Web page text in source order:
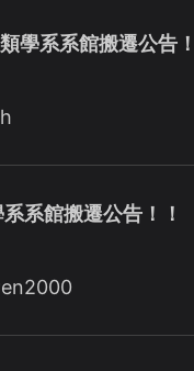
學系系館搬遷公告
系系館搬遷公告！！